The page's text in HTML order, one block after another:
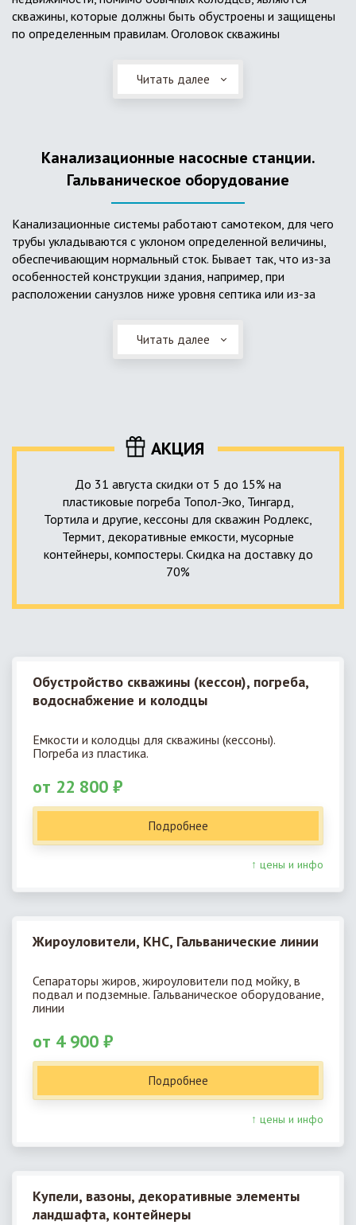
скважины, которые должны быть обустроены и защищены
по определенным правилам. Оголовок скважины
и автоматикой. Все это оборудование способно
подвергаться загрязнению атмосферными и
его работу в нормальном режиме. Лучшим способом
защиты оборудования является устройство герметичной
камеры или кессона, который не только защищает оголовок
скважины от негативных воздействий, но и обеспечивает
удобные условия для обслуживания в любой период года.
Кессон может быть выполнен из обычных железобетонных
колец, но только при отсутствии высокого уровня
подземных вод, так как в этом случае затруднительно
обеспечить требуемую герметичность. Если имеется
достаточную герметичность, недорогие, легко
Читать далее
Канализационные насосные станции.
Гальваническое оборудование
Канализационные системы работают самотеком, для чего
трубы укладываются с уклоном определенной величины,
обеспечивающим нормальный сток. Бывает так, что из-за
особенностей конструкции здания, например, при
расположении санузлов ниже уровня септика или из-за
Единственное решение в таком случае – это
использование КНС – канализационной насосной станции.
до выгребной ямы, септика или станции ГБО.
Читать далее
АКЦИЯ
До 31 августа скидки от 5 до 15% на
пластиковые погреба Топол-Эко, Тингард,
Тортила и другие, кессоны для скважин Родлекс,
Термит, декоративные емкости, мусорные
контейнеры, компостеры. Скидка на доставку до
70%
Обустройство скважины (кессон), погреба,
водоснабжение и колодцы
Емкости и колодцы для скважины (кессоны).
Погреба из пластика.
от 22 800 ₽
Подробнее
↑ цены и инфо
Жироуловители, КНС, Гальванические линии
Сепараторы жиров, жироуловители под мойку, в
подвал и подземные. Гальваническое оборудование,
линии
от 4 900 ₽
Подробнее
↑ цены и инфо
Купели, вазоны, декоративные элементы
ландшафта, контейнеры